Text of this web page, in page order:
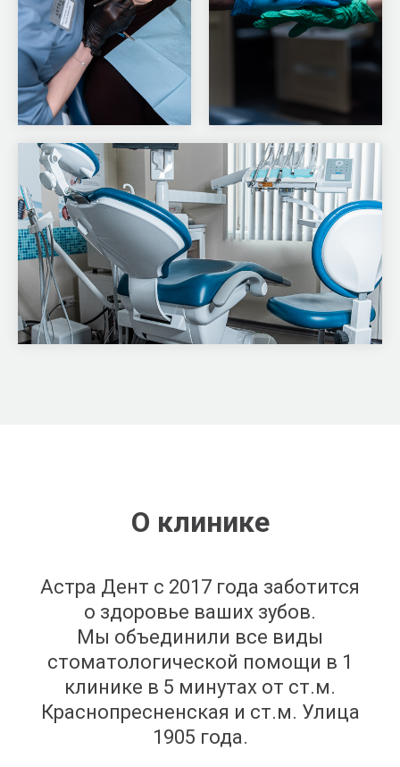
О клинике
Астра Дент с 2017 года заботится
о здоровье ваших зубов.
Мы объединили все виды
стоматологической помощи в 1
клинике в 5 минутах от ст.м.
Краснопресненская и ст.м. Улица
1905 года.